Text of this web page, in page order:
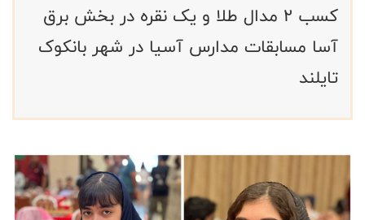
کسب ۲ مدال طلا و یک نقره در بخش برق
آسا مسابقات مدارس آسیا در شهر بانکوک
تایلند